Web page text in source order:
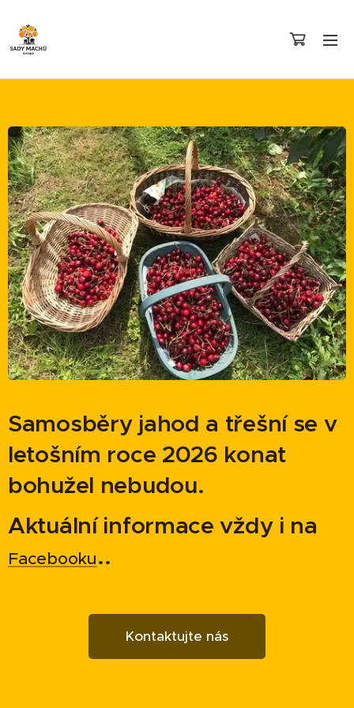
Samosběry jahod a třešní se v
letošním roce 2026 konat
bohužel nebudou.
Aktuální informace vždy i na
Facebooku..
Kontaktujte nás